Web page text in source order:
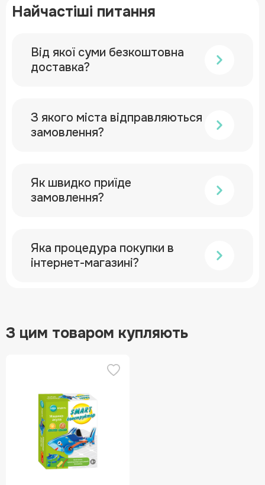
Найчастіші питання
Від якої суми безкоштовна
доставка?
З якого міста відправляються
замовлення?
Як швидко приїде
замовлення?
Яка процедура покупки в
інтернет-магазині?
З цим товаром купляють